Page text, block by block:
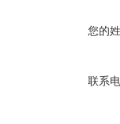
您的
联系